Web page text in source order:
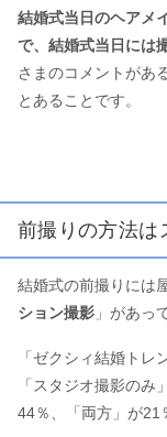
結婚式当日のヘアメ
で、結婚式当日には
さまのコメントがあ
とあることです。
前撮りの方法は
結婚式の前撮りには
ション撮影 」があっ
「ゼクシィ結婚ト
「スタジオ撮影の
44％、「両方」が21